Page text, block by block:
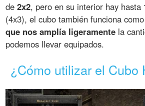
de2x2, pero en su interior hay hasta
(4x3), el cubo también funciona como
que nos amplía ligeramente la
podemos llevar equipados.
¿Cómo utilizar el Cubo